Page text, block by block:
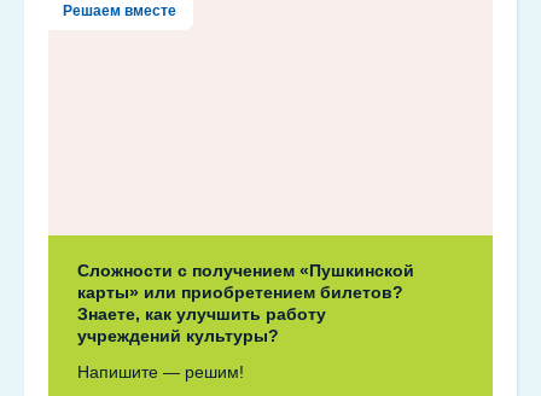
Решаем вместе
Сложности с получением «Пушкинской
карты» или приобретением билетов?
Знаете, как улучшить работу
учреждений культуры?
Напишите — решим!